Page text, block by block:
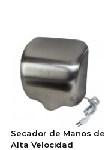
Secador de Manos de
Alta Velocidad